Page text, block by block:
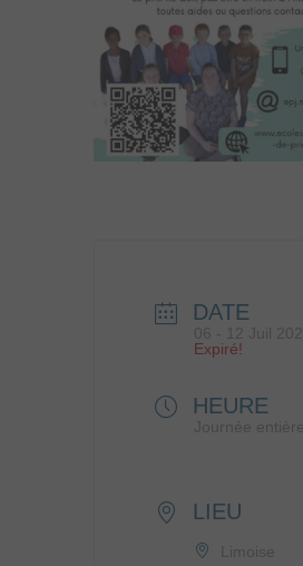
DATE
Expiré!
HEURE
LIEU